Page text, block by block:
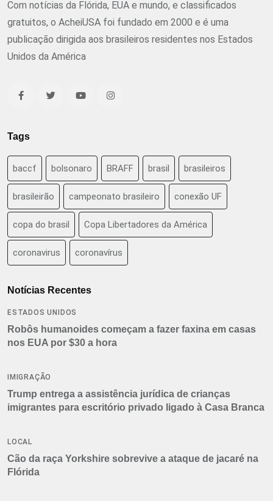
Com notícias da Flórida, EUA e mundo, e classificados
gratuitos, o AcheiUSA foi fundado em 2000 e é uma
publicação dirigida aos brasileiros residentes nos Estados
Unidos da América
Tags
baccf bolsonaro BRAFF brasil brasileiros
brasileirão campeonato brasileiro conexão UF
copa do brasil Copa Libertadores da América
coronavirus coronavírus
Notícias Recentes
ESTADOS UNIDOS
Robôs humanoides começam a fazer faxina em casas
nos EUA por $30 a hora
IMIGRAÇÃO
Trump entrega a assistência jurídica de crianças
imigrantes para escritório privado ligado à Casa Branca
LOCAL
Cão da raça Yorkshire sobrevive a ataque de jacaré na
Flórida